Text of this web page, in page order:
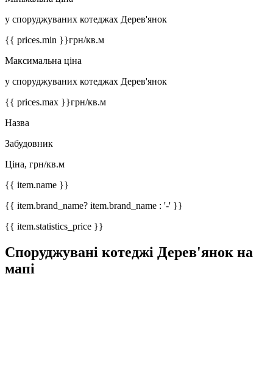
у споруджуваних котеджах Дерев'янок
{{ prices.min }}грн/кв.м
Максимальна ціна
у споруджуваних котеджах Дерев'янок
{{ prices.max }}грн/кв.м
Назва
Забудовник
Ціна, грн/кв.м
{{ item.name }}
{{ item.brand_name? item.brand_name : '-' }}
{{ item.statistics_price }}
Споруджувані котеджі Дерев'янок на
мапі